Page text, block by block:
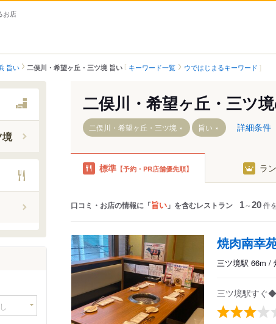
お店
旨い 二俣川・希望ヶ丘・三ツ境 旨い キーワード一覧 ウではじまるキーワード
境
二俣川・希望ヶ丘・三ツ
二俣川・希望ヶ丘・三ツ境 旨い 詳細条件
標準 【予約・PR店舗優先順】 ラ
口コミ・お店の情報に「旨い 」を含むレストラン 1～20件
焼肉南幸
三ツ境駅 66m /
三ツ境駅すぐ